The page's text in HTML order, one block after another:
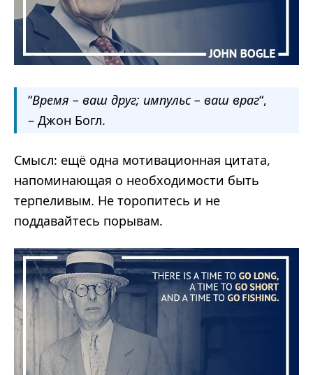
“Время – ваш друг; импульс – ваш враг“,
– Джон Богл.
Смысл: ещё одна мотивационная цитата,
напоминающая о необходимости быть
терпеливым. Не торопитесь и не
поддавайтесь порывам.